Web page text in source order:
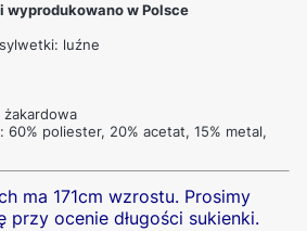
wyprodukowano w Polsce
luźne
żakardowa
60% poliester, 20% acetat, 15% metal,
ma 171cm wzrostu. Prosimy
ocenie długości sukienki.